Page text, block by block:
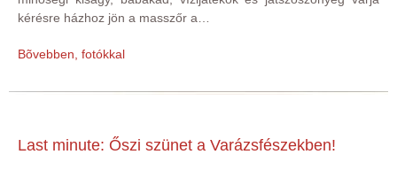
kérésre házhoz jön a masszőr a…
Bõvebben, fotókkal
Last minute: Őszi szünet a Varázsfészekben!